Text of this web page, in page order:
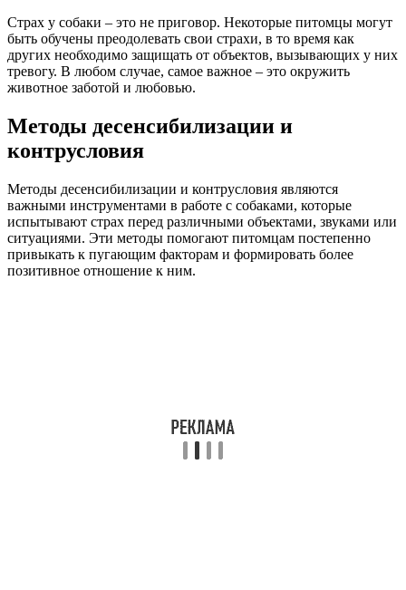
Страх у собаки – это не приговор. Некоторые питомцы могут
быть обучены преодолевать свои страхи, в то время как
других необходимо защищать от объектов, вызывающих у них
тревогу. В любом случае, самое важное – это окружить
животное заботой и любовью.
Методы десенсибилизации и
контрусловия
Методы десенсибилизации и контрусловия являются
важными инструментами в работе с собаками, которые
испытывают страх перед различными объектами, звуками или
ситуациями. Эти методы помогают питомцам постепенно
привыкать к пугающим факторам и формировать более
позитивное отношение к ним.